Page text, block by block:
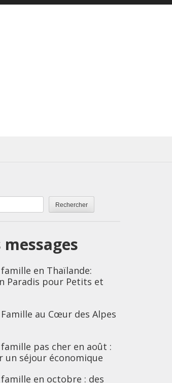
Rechercher
en Thaïlande:
Paradis pour Petits et
au Cœur des Alpes
famille pas cher en août :
un séjour économique
famille en octobre : des